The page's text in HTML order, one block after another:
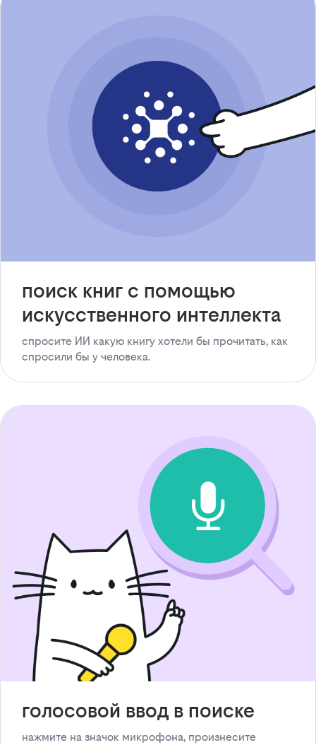
поиск книг с помощью
искусственного интеллекта
спросите ИИ какую книгу хотели бы прочитать, как
спросили бы у человека.
голосовой ввод в поиске
нажмите на значок микрофона, произнесите